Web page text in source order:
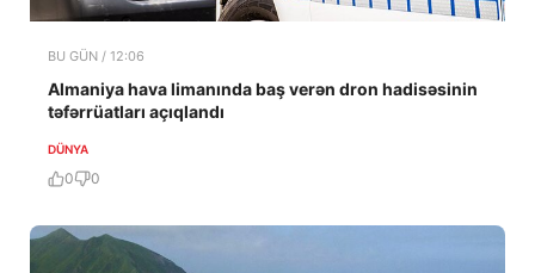
BU GÜN / 12:06
Almaniya hava limanında baş verən dron hadisəsinin
təfərrüatları açıqlandı
DÜNYA
0 0